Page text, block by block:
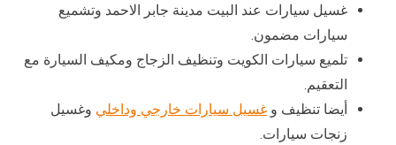
غسيل سيارات عند البيت مدينة جابر الاحمد وتشميع
سيارات مضمون.
تلميع سيارات الكويت وتنظيف الزجاج ومكيف السيارة مع
التعقيم.
أيضا تنظيف و غسيل سيارات خارجي وداخلي وغسيل
زنجات سيارات.